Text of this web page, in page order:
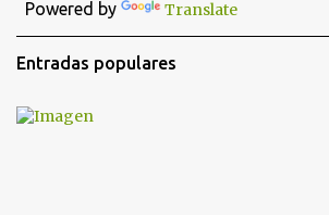
r
o
s
Powered by Translate
Entradas populares